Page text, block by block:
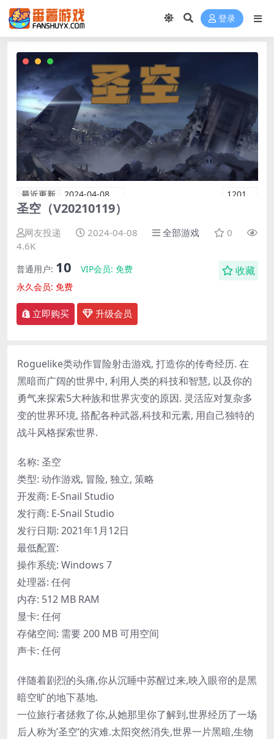
登录
最近更新 2024-04-08 1201
圣空（V20210119）
网友投递 2024-04-08 全部游戏
0
4.6K
普通用户: 10 VIP会员: 免费
永久会员: 免费
收藏
立即购买 升级会员
Roguelike类动作冒险射击游戏, 打造你的传奇经历. 在
黑暗而广阔的世界中, 利用人类的科技和智慧, 以及你的
勇气来探索5大种族和世界灾变的原因. 灵活应对复杂多
变的世界环境, 搭配各种武器,科技和元素, 用自己独特的
战斗风格探索世界.
名称: 圣空
类型: 动作游戏, 冒险, 独立, 策略
开发商: E-Snail Studio
发行商: E-Snail Studio
发行日期: 2021年1月12日
最低配置:
操作系统: Windows 7
处理器: 任何
内存: 512 MB RAM
显卡: 任何
存储空间: 需要 200 MB 可用空间
声卡: 任何
伴随着剧烈的头痛,你从沉睡中苏醒过来,映入眼帘的是黑
暗空旷的地下基地.
一位旅行者拯救了你,从她那里你了解到,世界经历了一场
后人称为’圣空’的灾难.太阳突然消失,世界一片黑暗,生物